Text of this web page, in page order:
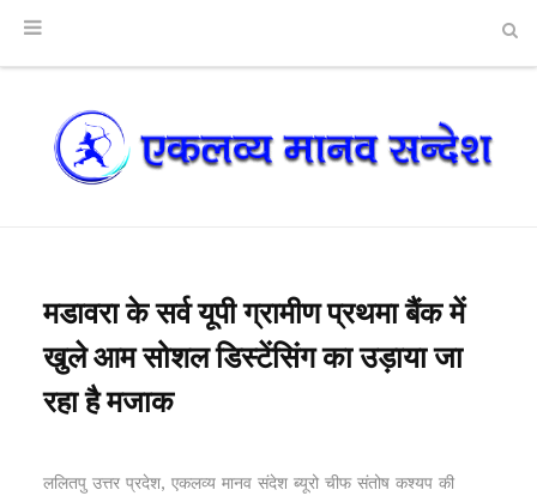
मडावरा के सर्व यूपी ग्रामीण प्रथमा बैंक में
खुले आम सोशल डिस्टेंसिंग का उड़ाया जा
रहा है मजाक
ललितपु उत्तर प्रदेश, एकलव्य मानव संदेश ब्यूरो चीफ संतोष कश्यप की